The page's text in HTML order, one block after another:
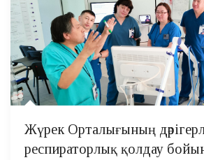
Жүрек Орталығының
респираторлық қолдау